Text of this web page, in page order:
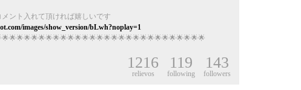
ント入れて頂ければ嬉しいです
images/show_version/bLwh?noplay=1
143
followers
119
following
1216
relievos